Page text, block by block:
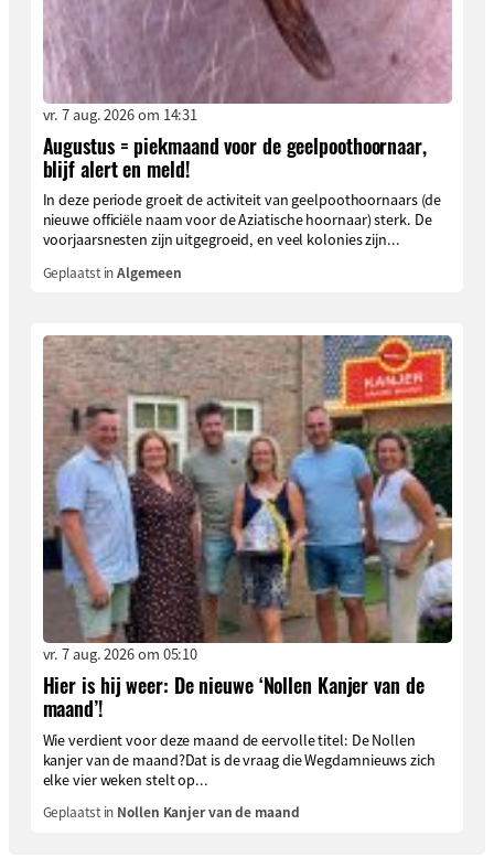
vr. 7 aug. 2026 om 14:31
Augustus = piekmaand voor de geelpoothoornaar,
blijf alert en meld!
In deze periode groeit de activiteit van geelpoothoornaars (de
nieuwe officiële naam voor de Aziatische hoornaar) sterk. De
voorjaarsnesten zijn uitgegroeid, en veel kolonies zijn...
Geplaatst inAlgemeen
vr. 7 aug. 2026 om 05:10
Hier is hij weer: De nieuwe ‘Nollen Kanjer van de
maand’!
Wie verdient voor deze maand de eervolle titel: De Nollen
kanjer van de maand?Dat is de vraag die Wegdamnieuws zich
elke vier weken stelt op...
Geplaatst in Nollen Kanjer van de maand